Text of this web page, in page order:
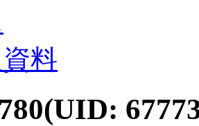
料
(UID: